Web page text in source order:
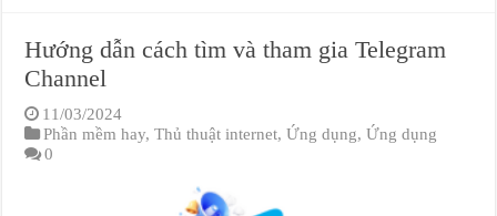
Hướng dẫn cách tìm và tham gia Telegram
Channel
11/03/2024
Phần mềm hay,Thủ thuật internet,Ứng dụng,Ứng dụng
0